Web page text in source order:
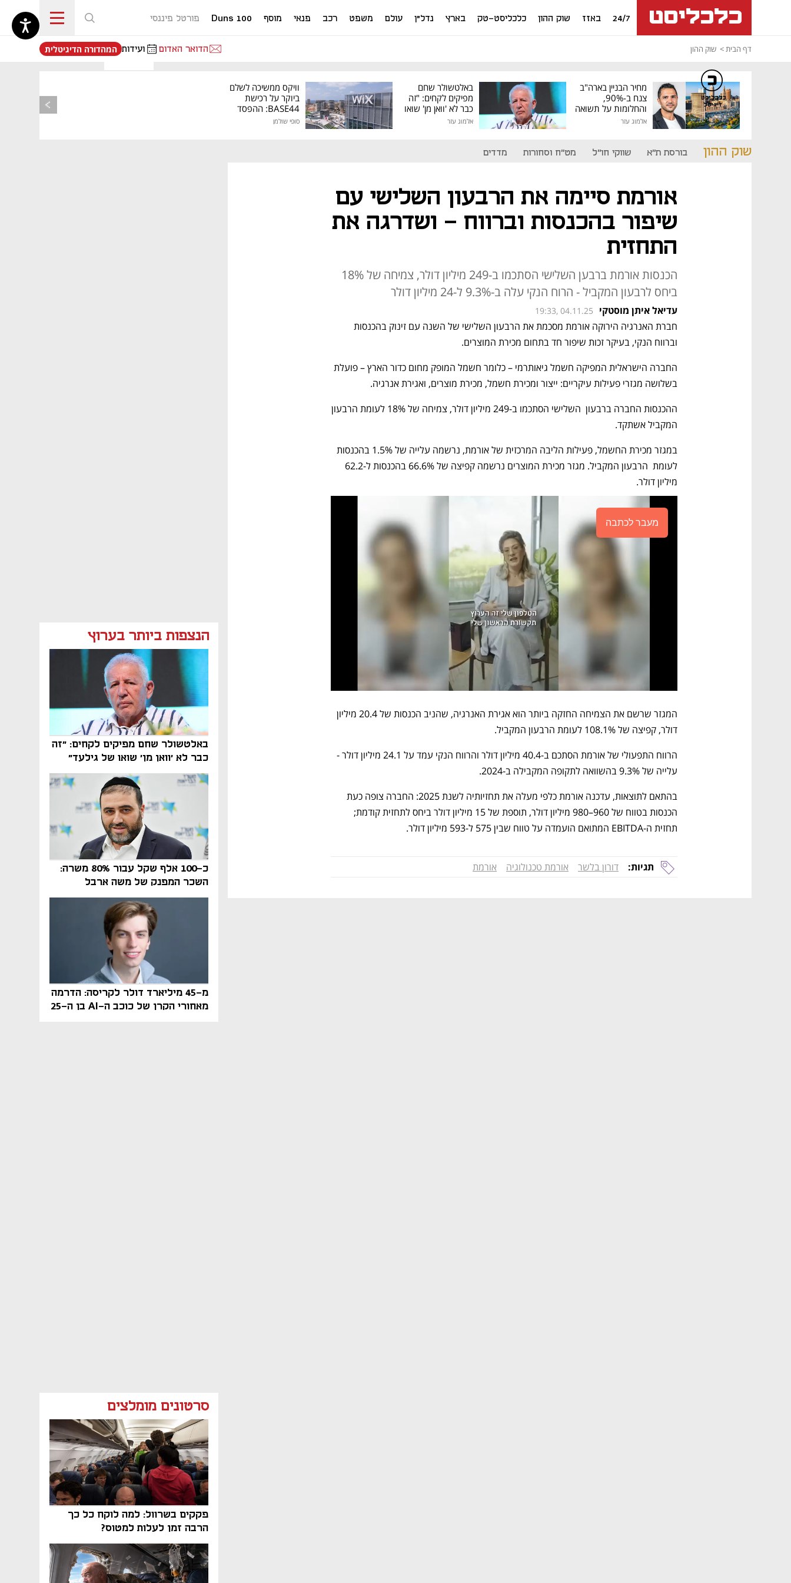
24/7 באזז שוק ההון כלכליסט-טק בארץ נדל"ן עולם משפט רכב פנאי מוסף Duns 100 פורטל פיננסי
דף הבית שוק ההון הדואר האדום ועידות
נפתח בכרטיסייה חדשה
המהדורה הדיגיטלית
מחיר הבניין בארה"ב
צנח ב-90%,
והחלומות על תשואה
גבוהה התנפצו
אלמוג עזר
באלטשולר שחם
מפיקים לקחים: "זה
כבר לא 'וואן מן' שואו
של גילעד"
אלמוג עזר
וויקס ממשיכה לשלם
ביוקר על רכישת
BASE44: ההפסד
סופי שולמן
שוק ההון בורסת ת"א שווקי חו"ל מט"ח וסחורות מדדים
הנצפות ביותר בערוץ
באלטשולר שחם מפיקים לקחים: "זה
כבר לא 'וואן מן' שואו של גילעד"
כ-100 אלף שקל עבור 80% משרה:
השכר המפנק של משה ארבל
במהדרין נחשף
מ-45 מיליארד דולר לקריסה: הדרמה
מאחורי הקרן של כוכב ה-AI בן ה-25
סרטונים מומלצים
פקקים בשרוול: למה לוקח כל כך
הרבה זמן לעלות למטוס?
כלכליסט
דיגיטל
אורמת סיימה את הרבעון השלישי עם
שיפור בהכנסות וברווח – ושדרגה את
התחזית
הכנסות אורמת ברבען השלישי הסתכמו ב-249 מיליון דולר, צמיחה של 18%
ביחס לרבעון המקביל - הרוח הנקי עלה ב-9.3% ל-24 מיליון דולר
עדיאל איתן מוסטקי 19:33, 04.11.25
וברווח הנקי, בעיקר זכות שיפור חד בתחום מכירת המוצרים.
בשלושה מגזרי פעילות עיקריים: ייצור ומכירת חשמל, מכירת מוצרים, ואגירת אנרגיה.
המקביל אשתקד.
מיליון דולר.
מעבר לכתבה
דולר, קפיצה של 108.1% לעומת הרבעון המקביל.
עלייה של 9.3% בהשוואה לתקופה המקבילה ב-2024.
תחזית ה-EBITDA המתואם הועמדה על טווח שבין 575 ל-593 מיליון דולר.
תגיות: דורון בלשר אורמת טכנולוגיה אורמת